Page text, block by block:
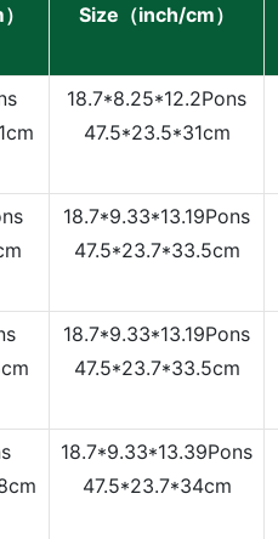
Size（inch/cm）
18.7*8.25*12.2Pons
47.5*23.5*31cm
18.7*9.33*13.19Pons
47.5*23.7*33.5cm
18.7*9.33*13.19Pons
47.5*23.7*33.5cm
18.7*9.33*13.39Pons
47.5*23.7*34cm